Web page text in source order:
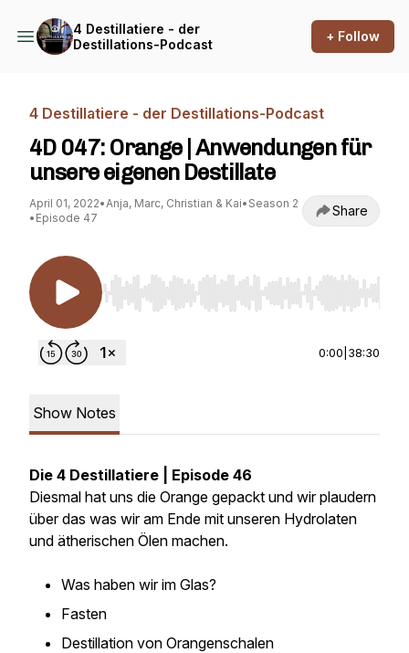
4 Destillatiere - der
Destillations-Podcast
+ Follow
4 Destillatiere - der Destillations-Podcast
4D 047: Orange | Anwendungen für
unsere eigenen Destillate
April 01, 2022•Anja, Marc, Christian & Kai• Season 2
• Episode 47 Share
Use Left/Right to seek, Home/End to jump to
0:00 38:30
Show Notes
Die 4 Destillatiere | Episode 46
Diesmal hat uns die Orange gepackt und wir plaudern
über das was wir am Ende mit unseren Hydrolaten
und ätherischen Ölen machen.
Was haben wir im Glas?
Fasten
Destillation von Orangenschalen